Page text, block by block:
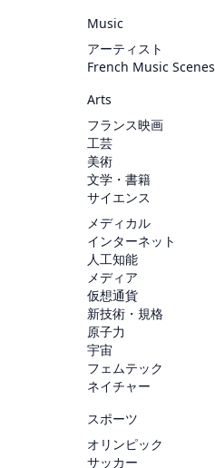
Music
アーティスト
French Music Scenes
Arts
フランス映画
工芸
美術
文学・書籍
サイエンス
メディカル
インターネット
人工知能
メディア
仮想通貨
新技術・規格
原子力
宇宙
フェムテック
ネイチャー
スポーツ
オリンピック
サッカー